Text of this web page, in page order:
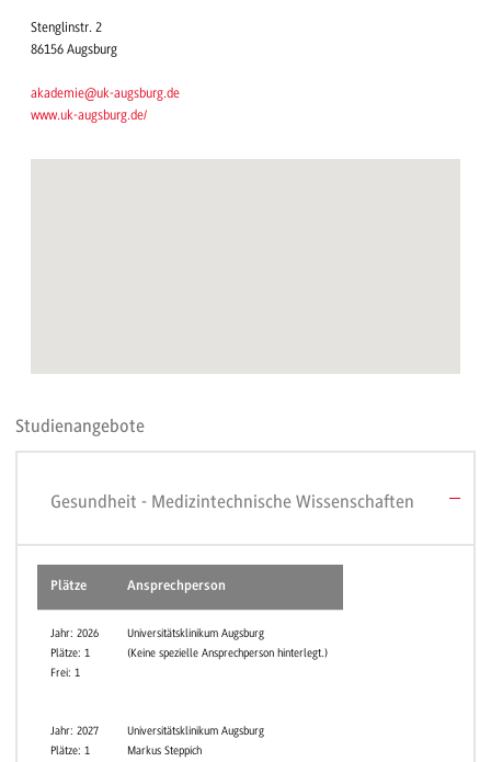
Stenglinstr. 2
86156 Augsburg
akademie@uk-augsburg.de
www.uk-augsburg.de/
Studienangebote
Gesundheit - Medizintechnische Wissenschaften
Plätze Ansprechperson
Jahr: 2026
Plätze: 1
Frei: 1
Universitätsklinikum Augsburg
(Keine spezielle Ansprechperson hinterlegt.)
Jahr: 2027
Plätze: 1
Universitätsklinikum Augsburg
Markus Steppich